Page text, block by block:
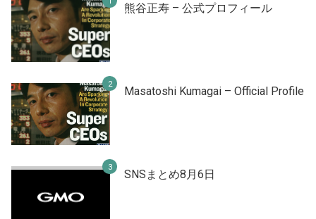
熊谷正寿 – 公式プロフィール
Masatoshi Kumagai – Official Profile
SNSまとめ8月6日